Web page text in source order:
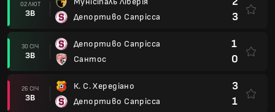
02 ЛЮТ
ЗВ
Депортиво Сапрісса
3
30 СІЧ
ЗВ
Депортиво Сапрісса
Сантос
1
0
26 СІЧ
ЗВ
К. С. Хередіано
Депортиво Сапрісса
3
1